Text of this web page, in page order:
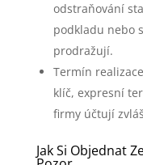
odstraňování
podkladu nebo
prodražují.
Termín
klíč, expresní
firmy účtují
Jak Si Objednat